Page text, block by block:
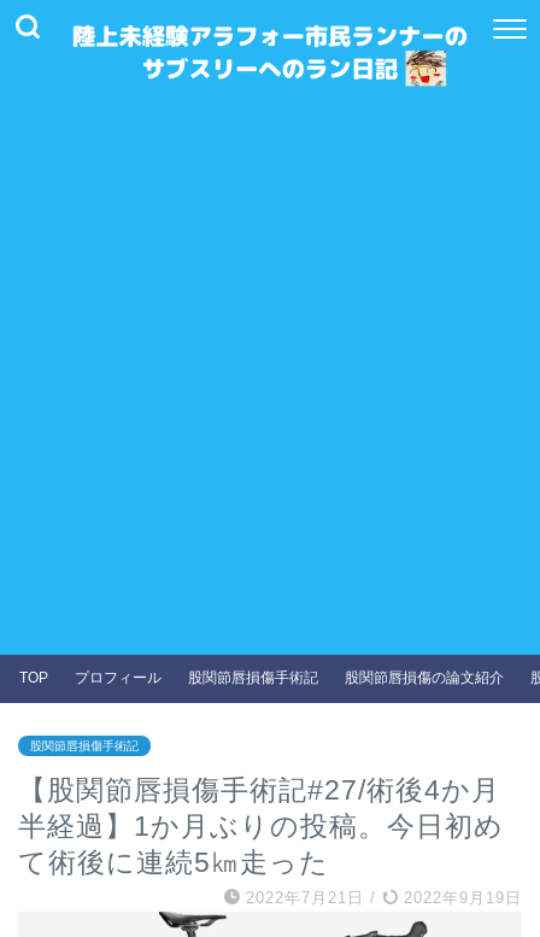
TOP プロフィール 股関節唇損傷手術記 股関節唇損傷の論文紹介
股関節唇損傷手術記
【股関節唇損傷手術記#27/術後4か月
半経過】1か月ぶりの投稿。今日初め
て術後に連続5㎞走った
2022年7月21日 / 2022年9月19日